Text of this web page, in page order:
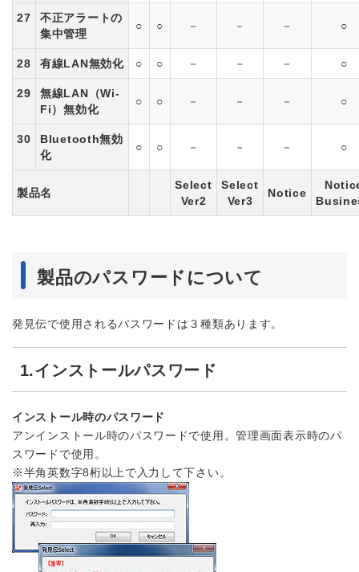
27
不正アラートの
集中管理
○ ○ － － － ○
28 有線LAN無効化 ○ ○ － － － ○
29
無線LAN（Wi-
Fi）無効化
○ ○ － － － ○
30
Bluetooth無効
化
○ ○ － － － ○
製品名
Select
Ver2
Select
Ver3
Notice
製品のパスワードについて
発見伝で使用されるパスワードは３種類あります。
1.インストールパスワード
インストール時のパスワード
アンインストール時のパスワードで使用。管理画面表示時のパ
スワードで使用。
※半角英数字8桁以上で入力して下さい。